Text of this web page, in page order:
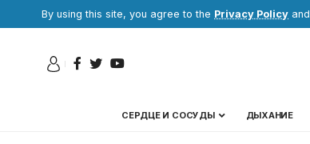
By using this site, you agree to the Privacy Policy and
СЕРДЦЕ И СОСУДЫ ДЫХАНИЕ